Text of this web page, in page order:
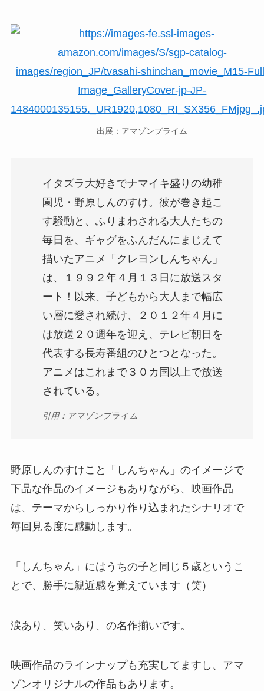
出展：アマゾンプライム
イタズラ大好きでナマイキ盛りの幼稚
園児・野原しんのすけ。彼が巻き起こ
す騒動と、ふりまわされる大人たちの
毎日を、ギャグをふんだんにまじえて
描いたアニメ「クレヨンしんちゃん」
は、１９９２年４月１３日に放送スタ
ート！以来、子どもから大人まで幅広
い層に愛され続け、２０１２年４月に
は放送２０週年を迎え、テレビ朝日を
代表する長寿番組のひとつとなった。
アニメはこれまで３０カ国以上で放送
されている。
引用：アマゾンプライム
野原しんのすけこと「しんちゃん」のイメージで
下品な作品のイメージもありながら、映画作品
は、テーマからしっかり作り込まれたシナリオで
毎回見る度に感動します。
「しんちゃん」にはうちの子と同じ５歳というこ
とで、勝手に親近感を覚えています（笑）
涙あり、笑いあり、の名作揃いです。
映画作品のラインナップも充実してますし、アマ
ゾンオリジナルの作品もあります。